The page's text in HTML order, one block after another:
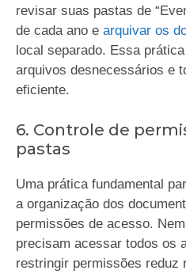
revisar suas pastas de
de cada ano e arquivar os
local separado. Essa
arquivos desnecessários e
eficiente.
6. Controle de
pastas
Uma prática fundamental
a organização dos
permissões de acesso.
precisam acessar todos os
restringir permissões reduz